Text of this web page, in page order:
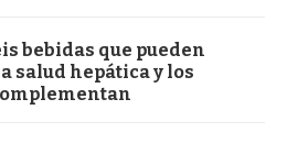
bebidas que pueden
salud hepática y los